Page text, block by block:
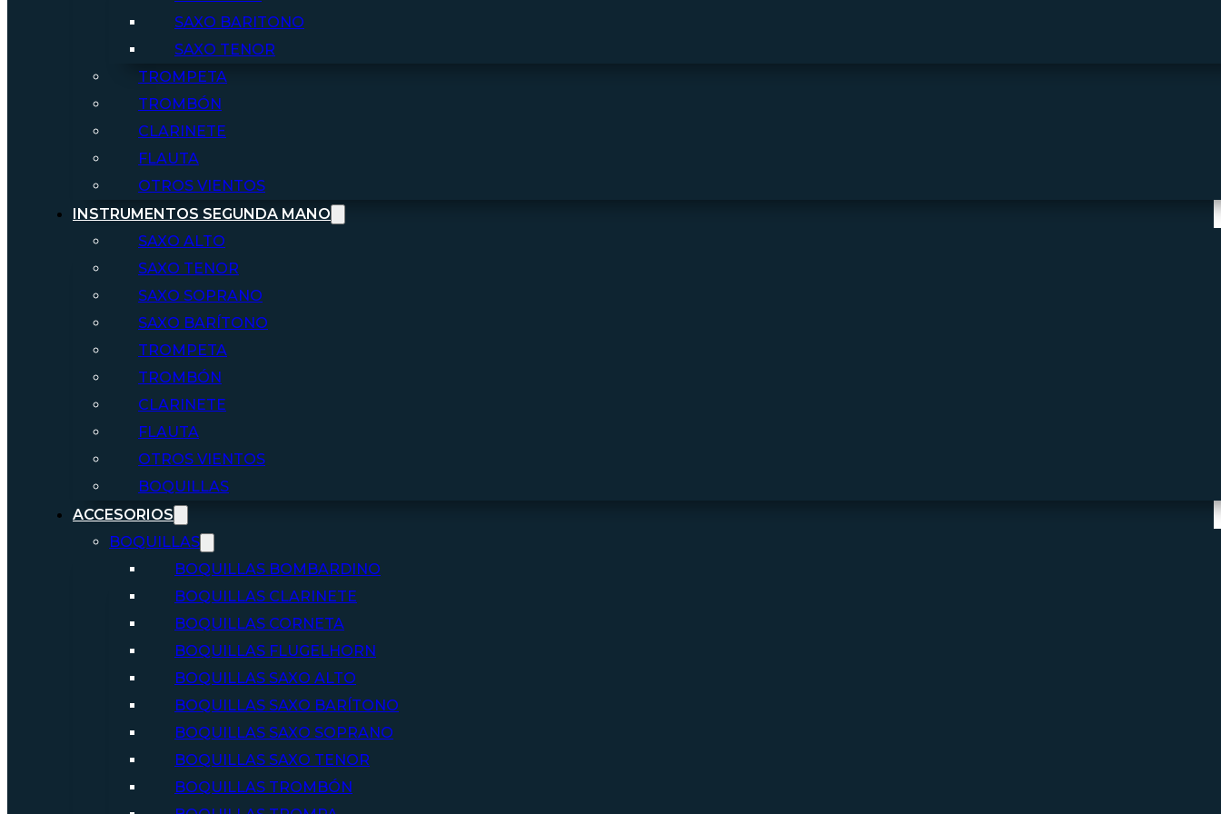
SAXO BARITONO
SAXO TENOR
TROMPETA
TROMBÓN
CLARINETE
FLAUTA
OTROS VIENTOS
INSTRUMENTOS SEGUNDA MANO
SAXO ALTO
SAXO TENOR
SAXO SOPRANO
SAXO BARÍTONO
TROMPETA
TROMBÓN
CLARINETE
FLAUTA
OTROS VIENTOS
BOQUILLAS
ACCESORIOS
BOQUILLAS
BOQUILLAS BOMBARDINO
BOQUILLAS CLARINETE
BOQUILLAS CORNETA
BOQUILLAS FLUGELHORN
BOQUILLAS SAXO ALTO
BOQUILLAS SAXO BARÍTONO
BOQUILLAS SAXO SOPRANO
BOQUILLAS SAXO TENOR
BOQUILLAS TROMBÓN